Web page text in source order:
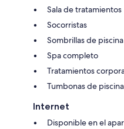
Sala de tratamientos
Socorristas
Sombrillas de piscina
Spa completo
Tratamientos
Tumbonas de piscina
Internet
Disponible en el